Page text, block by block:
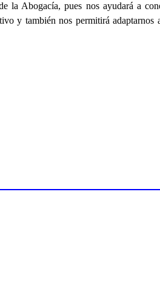
la Abogacía, pues nos ayudará a
y también nos permitirá adaptarnos